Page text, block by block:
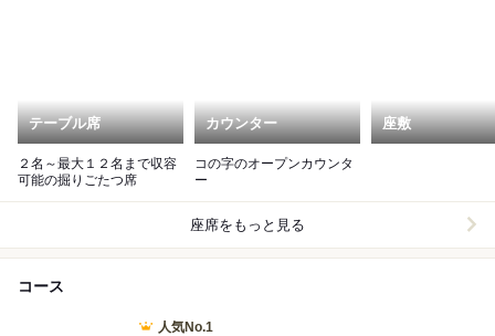
テーブル席
２名～最大１２名まで収容
可能の掘りごたつ席
カウンター
コの字のオープンカウンタ
ー
座敷
座席をもっと見る
コース
人気No.1